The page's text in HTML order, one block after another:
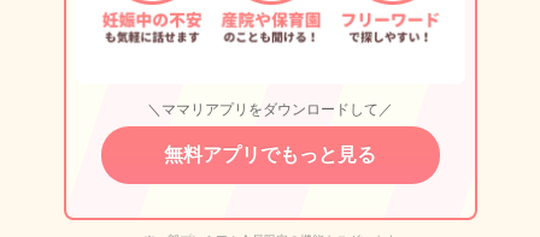
＼ママリアプリをダウンロードして／
無料アプリでもっと見る